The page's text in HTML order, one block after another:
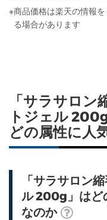
※商品価格は楽天の情報
る場合があります
「サラサロン
トジェル
どの属性に人
「サラサロン
ル 200g」はど
なのか